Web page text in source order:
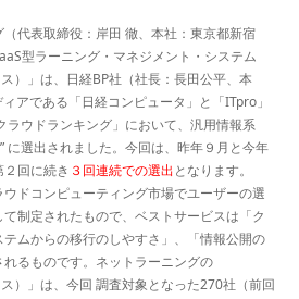
代表取締役：岸田 徹、本社：東京都新宿
型ラーニング・マネジメント・システム
）」は、日経BP社（社長：長田公平、本
アである「日経コンピュータ」と「ITpro」
ラウドランキング」において、汎用情報系
に選出されました。今回は、昨年９月と今年
回に続き ３回連続での選出となります。
ドコンピューティング市場でユーザーの選
制定されたもので、ベストサービスは「ク
ムからの移行のしやすさ」、「情報公開の
るものです。ネットラーニングの
）」は、今回 調査対象となった270社（前回